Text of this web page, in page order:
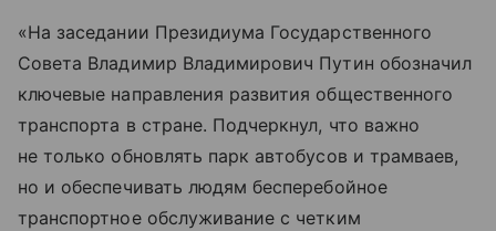
«На заседании Президиума Государственного
Совета Владимир Владимирович Путин обозначил
ключевые направления развития общественного
транспорта в стране. Подчеркнул, что важно
не только обновлять парк автобусов и трамваев,
но и обеспечивать людям бесперебойное
транспортное обслуживание с четким